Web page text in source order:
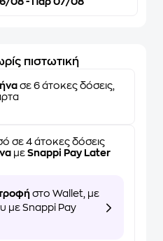
πιστωτική
σε 6 άτοκες δόσεις,
σε 4 άτοκες δόσεις
με Snappi Pay Later
στο Wallet, με
με Snappi Pay